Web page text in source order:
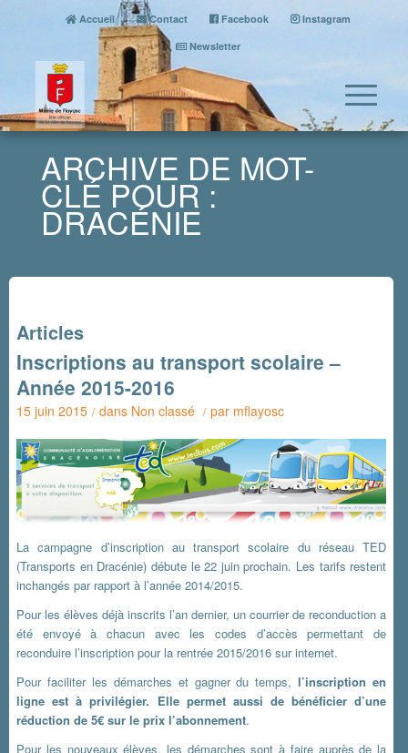
Accueil Contact Facebook
Instagram
Newsletter
ARCHIVE DE MOT-
CLÉ POUR :
DRACÉNIE
Articles
Inscriptions au transport scolaire –
Année 2015-2016
15 juin 2015 / dans Non classé / par mflayosc
La campagne d’inscription au transport scolaire du réseau TED
(Transports en Dracénie) débute le 22 juin prochain. Les tarifs restent
inchangés par rapport à l’année 2014/2015.
Pour les élèves déjà inscrits l’an dernier, un courrier de reconduction a
été envoyé à chacun avec les codes d’accès permettant de
reconduire l’inscription pour la rentrée 2015/2016 sur internet.
Pour faciliter les démarches et gagner du temps,l’inscription en
ligne est à privilégier. Elle permet aussi de bénéficier d’une
réduction de 5€ sur le prix l’abonnement.
Pour les nouveaux élèves, les démarches sont à faire auprès de la